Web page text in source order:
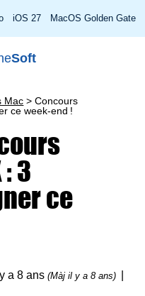
iOS 27 MacOS Golden Gate
Soft
Mac > Concours
ce week-end !
3
ce
y a 8 ans(Màj il y a 8 ans)